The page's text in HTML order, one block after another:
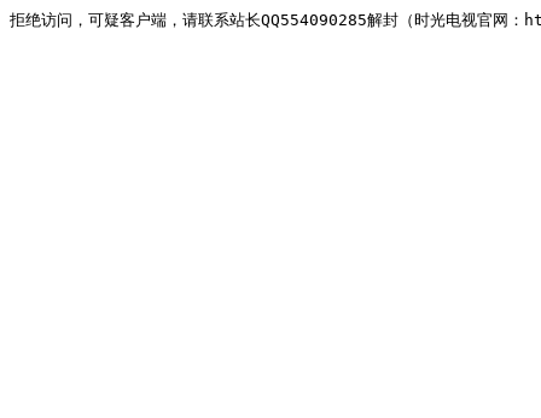
拒绝访问，可疑客户端，请联系站长QQ554090285解封（时光电视官